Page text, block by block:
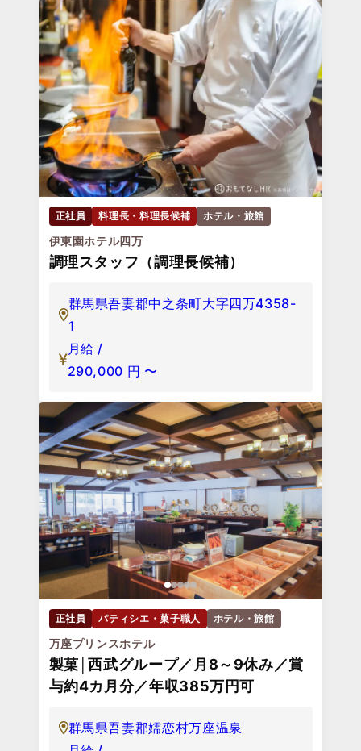
正社員 料理長・料理長候補 ホテル・旅館
伊東園ホテル四万
調理スタッフ（調理長候補）
群馬県吾妻郡中之条町大字四万4358-
1
月給 /
290,000 円 〜
正社員 パティシエ・菓子職人 ホテル・旅館
万座プリンスホテル
製菓│西武グループ／月8～9休み／賞
与約4カ月分／年収385万円可
群馬県吾妻郡嬬恋村万座温泉